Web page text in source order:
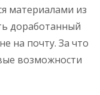
материалами из
доработанный
на почту. За что
возможности